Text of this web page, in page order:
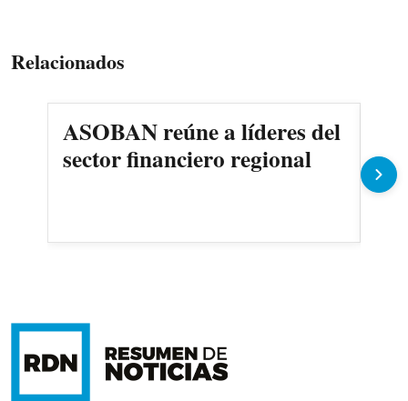
Relacionados
ASOBAN reúne a líderes del
sector financiero regional